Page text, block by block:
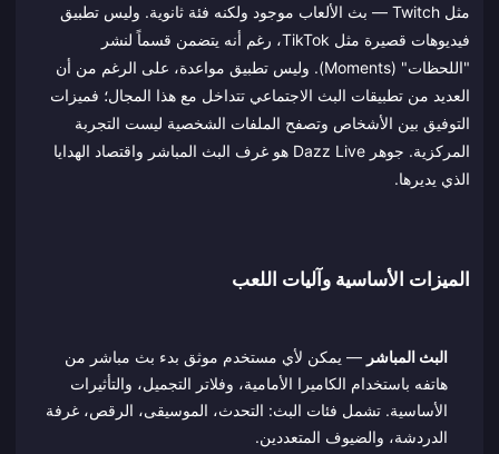
مثل Twitch — بث الألعاب موجود ولكنه فئة ثانوية. وليس تطبيق
فيديوهات قصيرة مثل TikTok، رغم أنه يتضمن قسماً لنشر
"اللحظات" (Moments). وليس تطبيق مواعدة، على الرغم من أن
العديد من تطبيقات البث الاجتماعي تتداخل مع هذا المجال؛ فميزات
التوفيق بين الأشخاص وتصفح الملفات الشخصية ليست التجربة
المركزية. جوهر Dazz Live هو غرف البث المباشر واقتصاد الهدايا
الذي يديرها.
الميزات الأساسية وآليات اللعب
البث المباشر — يمكن لأي مستخدم موثق بدء بث مباشر من
هاتفه باستخدام الكاميرا الأمامية، وفلاتر التجميل، والتأثيرات
الأساسية. تشمل فئات البث: التحدث، الموسيقى، الرقص، غرفة
الدردشة، والضيوف المتعددين.